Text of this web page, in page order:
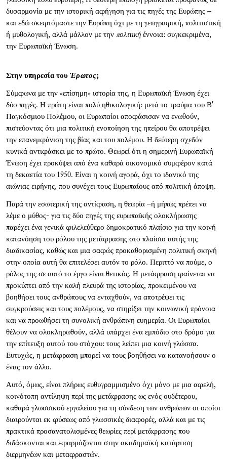
δυσαρμονία με την ιστορική αφήγηση για τις πηγές της Ευρώπης –
και εδώ σκεφτόμαστε την Ευρώπη όχι με τη γεωγραφική, πολιτιστική
ή μυθολογική, αλλά μάλλον με την πολιτικήέννοια: συγκεκριμένα,
την Ευρωπαϊκή Ένωση.
Στην υπηρεσίατουΈρωτος;
Σύμφωνα με την «επίσημη» ιστορία της, η Ευρωπαϊκή Ένωση έχει
δύο πηγές. Η πρώτη είναι πολύ ηθικολογική: μετά το τραύμα του Β'
Παγκόσμιου Πολέμου, οι Ευρωπαίοι αποφάσισαν να ενωθούν,
πιστεύοντας ότι μια πολιτική ενοποίηση της ηπείρου θα αποτρέψει
την επανεμφάνιση της βίας και του πολέμου. Η δεύτερη σχεδόν
κυνικά αντιφάσκει με το πρώτο. Θεωρεί ότι η σημερινή Ευρωπαϊκή
Ένωση έχει προκύψει από ένα καθαρά οικονομικό συμφέρον κατά
τη δεκαετία του 1950. Είναι η κοινή αγορά, όχι το ιδανικό της
αιώνιας ειρήνης, που συνέχει τους Ευρωπαίους από πολιτική άποψη.
Παρά την εσωτερική της αντίφαση, η θεωρία –ή μήπως πρέπει να
λέμε ο μύθος- για τις δύο πηγές της ευρωπαϊκής ολοκλήρωσης
παρέχει ένα γενικά φιλελεύθερο δημοκρατικό πλαίσιο για την κοινή
κατανόηση του ρόλου της μετάφρασης στο πλαίσιο αυτής της
διαδικασίας, καθώς και μια σαφώς προκαθορισμένη πολιτική σκηνή
στην οποία αυτή θα επιτελέσει αυτόν το ρόλο. Περιττό να πούμε, ο
ρόλος της σε αυτό το έργο είναι θετικός. Η μετάφραση φαίνεται να
προκύπτει από την καλή πλευρά της ιστορίας, προκειμένου να
βοηθήσει τους ανθρώπους να ενταχθούν, να αποτρέψει τις
συγκρούσεις και τους πολέμους, να στηρίξει την κοινωνική πρόνοια
και να προωθήσει τη συνολική ανθρώπινη ευημερία. Οι Ευρωπαίοι
θέλουν να ολοκληρωθούν, αλλά υπάρχει ένα εμπόδιο στο δρόμο για
την επίτευξη αυτού του στόχου: τους λείπει μια κοινή γλώσσα.
Ευτυχώς, η μετάφραση μπορεί να τους βοηθήσει να κατανοήσουν ο
ένας τον άλλο.
Αυτό, όμως, είναι πλήρως ευθυγραμμισμένο όχι μόνο με μια αφελή,
κοινότοπη αντίληψη περί της μετάφρασης ως ενός ουδέτερου,
καθαρά γλωσσικού εργαλείου για τη σύνδεση των ανθρώπων οι οποίοι
διαιρούνται εκ φύσεως από γλωσσικές διαφορές, αλλά και με τις
πρακτικά προσανατολισμένες θεωρίες περί μετάφρασης που
διδάσκονται και εφαρμόζονται στην ακαδημαϊκή κατάρτιση
διερμηνέων και μεταφραστών.